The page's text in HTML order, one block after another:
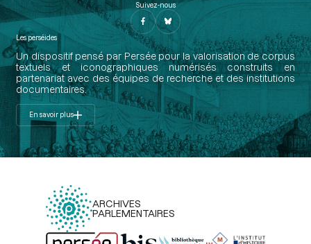
Suivez-nous
Les perséides
Un dispositif pensé par Persée pour la valorisation de corpus
textuels et iconographiques numérisés construits en
partenariat avec des équipes de recherche et des institutions
documentaires.
En savoir plus
ARCHIVES
PARLEMENTAIRES